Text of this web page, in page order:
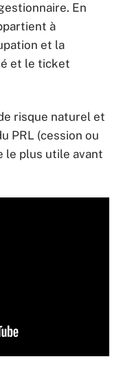
En
à
et la
et le ticket
risque naturel et
PRL (cession ou
le plus utile avant